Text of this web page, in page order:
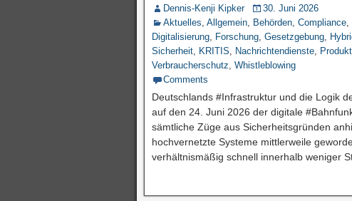
Dennis-Kenji Kipker
30. Juni 2026
Aktuelles, Allgemein, Behörden, Compliance,
Digitalisierung, Forschung, Gesetzgebung,
Sicherheit, KRITIS, Nachrichtendienste,
Verbraucherschutz, Whistleblowing
Comments
Deutschlands #Infrastruktur und die Logik
auf den 24. Juni 2026 der digitale
sämtliche Züge aus Sicherheitsgründen
hochvernetzte Systeme mittlerweile
verhältnismäßig schnell innerhalb weniger